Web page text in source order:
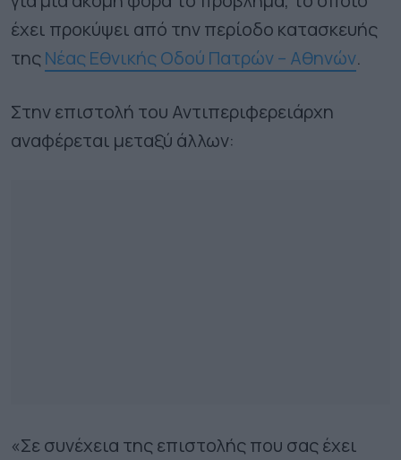
έχει προκύψει από την περίοδο κατασκευής
τηςΝέας Εθνικής Οδού Πατρών – Αθηνών.
Στην επιστολή του Αντιπεριφερειάρχη
αναφέρεται μεταξύ άλλων:
«Σε συνέχεια της επιστολής που σας έχει